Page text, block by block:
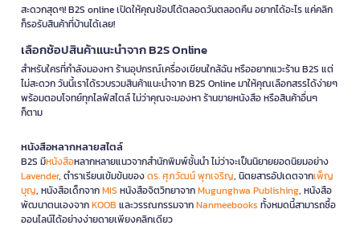
สะดวกสุดๆ! B2S online เปิดให้คุณช้อปได้ตลอดวันตลอดคืน อยากได้อะไร แค่คลิก
ก็รอรับสินค้าที่บ้านได้เลย!
เลือกช้อปสินค้าแนะนำจาก B2S Online
สำหรับใครที่กำลังมองหา ร้านอุปกรณ์เครื่องเขียนใกล้ฉัน หรืออยากแวะร้าน B2S แต่
ไม่สะดวก วันนี้เราได้รวบรวมสินค้าแนะนำจาก B2S Online มาให้คุณเลือกสรรได้ง่ายๆ
พร้อมตอบโจทย์ทุกไลฟ์สไตล์ ไม่ว่าคุณจะมองหา ร้านขายหนังสือ หรือสินค้าอื่นๆ
ก็ตาม
หนังสือหลากหลายสไตล์
B2S มีหนังสือหลากหลายแนวจากสำนักพิมพ์ชั้นนำ ไม่ว่าจะเป็นนิยายยอดนิยมอย่าง
Lavender, ตำราเรียนเข้มข้นของดร. ศุภวัฒน์ พุกเจริญ, นิตยสารอัปเดตจากเพ็ญ
บุญ, หนังสือเด็กจากMIS หนังสือจิตวิทยาจากMugunghwa Publishing, หนังสือ
พัฒนาตนเองจากKOOB และวรรณกรรมจากNanmeebooks ทั้งหมดนี้สามารถซื้อ
ออนไลน์ได้อย่างง่ายดายเพียงคลิกเดียว